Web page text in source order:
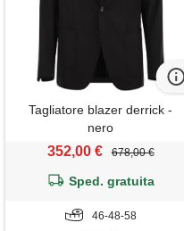
Tagliatore blazer derrick -
nero
352,00 € 678,00 €
Sped. gratuita
46-48-58